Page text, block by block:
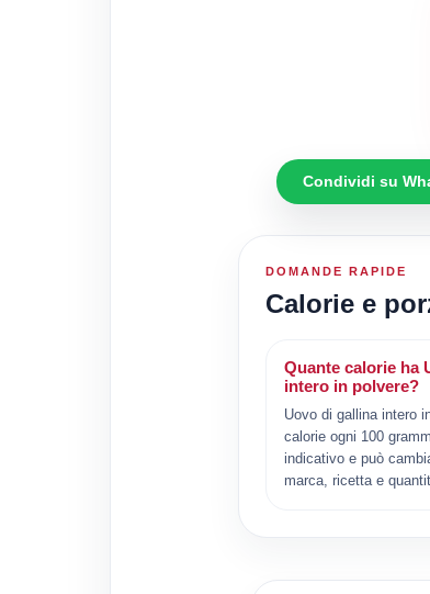
Condividi su
DOMANDE RAPIDE
Calorie e
Quante calorie ha
intero in polvere?
Uovo di gallina intero
calorie ogni 100
indicativo e può
marca, ricetta e